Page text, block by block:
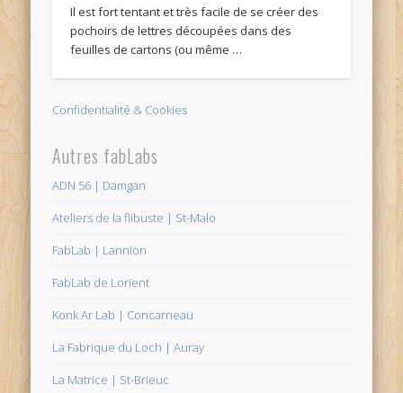
Il est fort tentant et très facile de se créer des
pochoirs de lettres découpées dans des
feuilles de cartons (ou même …
Confidentialité & Cookies
Autres fabLabs
ADN 56 | Damgan
Ateliers de la flibuste | St-Malo
FabLab | Lannion
FabLab de Lorient
Konk Ar Lab | Concarneau
La Fabrique du Loch | Auray
La Matrice | St-Brieuc